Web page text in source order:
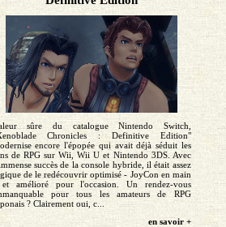
sûre du catalogue Nintendo Switch,
Chronicles : Definitive Edition"
encore l'épopée qui avait déjà séduit les
de RPG sur Wii, Wii U et Nintendo 3DS. Avec
succès de la console hybride, il était assez
de le redécouvrir optimisé - JoyCon en main
amélioré pour l'occasion. Un rendez-vous
pour tous les amateurs de RPG
? Clairement oui, c...
en savoir +